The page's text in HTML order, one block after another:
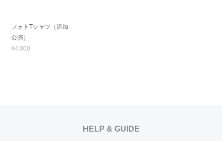
フォトTシャツ（追加
公演）
¥4,000
HELP & GUIDE